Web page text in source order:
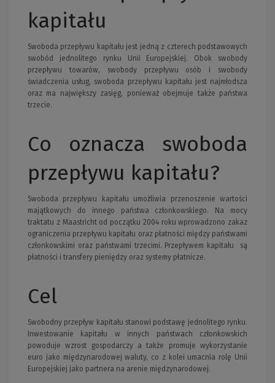
kapitału
Swoboda przepływu kapitału jest jedną z czterech podstawowych
swobód jednolitego rynku Unii Europejskiej. Obok swobody
przepływu towarów, swobody przepływu osób i swobody
świadczenia usług, swoboda przepływu kapitału jest najmłodsza
oraz ma największy zasięg, ponieważ obejmuje także państwa
trzecie.
Co oznacza swoboda
przepływu kapitału?
Swoboda przepływu kapitału umożliwia przenoszenie wartości
majątkowych do innego państwa członkowskiego. Na mocy
traktatu z Maastricht od początku 2004 roku wprowadzono zakaz
ograniczenia przepływu kapitału oraz płatności między państwami
członkowskimi oraz państwami trzecimi. Przepływem kapitału są
płatności i transfery pieniędzy oraz systemy płatnicze.
Cel
Swobodny przepływ kapitału stanowi podstawę jednolitego rynku.
Inwestowanie kapitału w innych państwach członkowskich
powoduje wzrost gospodarczy a także promuje wykorzystanie
euro jako międzynarodowej waluty, co z kolei umacnia rolę Unii
Europejskiej jako partnera na arenie międzynarodowej.